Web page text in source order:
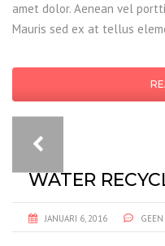
amet dolor. Aenean vel
Mauris sed ex at tellus
WATER
JANUARI 6, 2016